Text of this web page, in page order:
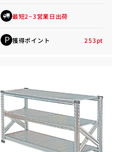
最短2~3営業日出荷
P 獲得ポイント 253pt